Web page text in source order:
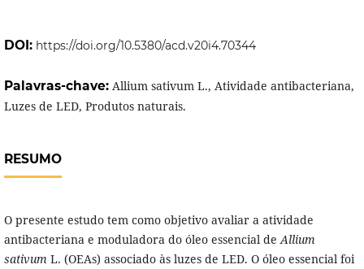
DOI: https://doi.org/10.5380/acd.v20i4.70344
Palavras-chave: Allium sativum L., Atividade antibacteriana,
Luzes de LED, Produtos naturais.
RESUMO
O presente estudo tem como objetivo avaliar a atividade
antibacteriana e moduladora do óleo essencial de Allium
sativum L. (OEAs) associado às luzes de LED. O óleo essencial foi